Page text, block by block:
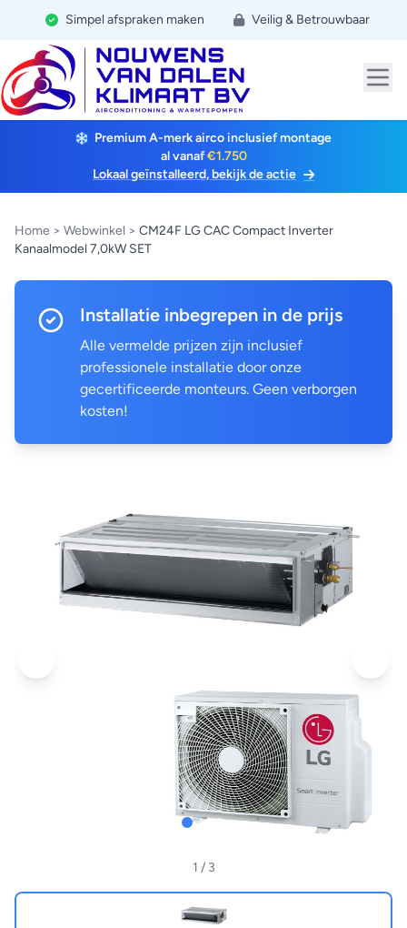
Simpel afspraken maken Veilig & Betrouwbaar
Premium A-merk airco inclusief montage
al vanaf€1.750
Lokaal geïnstalleerd, bekijk de actie
Home > Webwinkel > CM24F LG CAC Compact Inverter
Kanaalmodel 7,0kW SET
Installatie inbegrepen in de prijs
Alle vermelde prijzen zijn inclusief
professionele installatie door onze
gecertificeerde monteurs. Geen verborgen
kosten!
1 / 3